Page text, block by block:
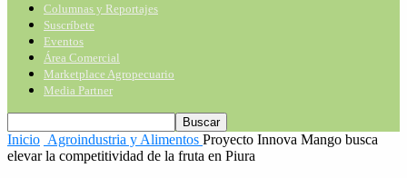
Columnas y Reportajes
Suscríbete
Eventos
Área Comercial
Marketplace Agropecuario
Media Partner
Inicio Agroindustria y Alimentos Proyecto Innova Mango busca
elevar la competitividad de la fruta en Piura